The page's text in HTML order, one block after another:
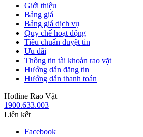
Giới thiệu
Bảng giá
Bảng giá dịch vụ
Quy chế hoạt động
Tiêu chuẩn duyệt tin
Ưu đãi
Thông tin tài khoản rao vặt
Hướng dẫn đăng tin
Hướng dẫn thanh toán
Hotline Rao Vặt
1900.633.003
Liên kết
Facebook